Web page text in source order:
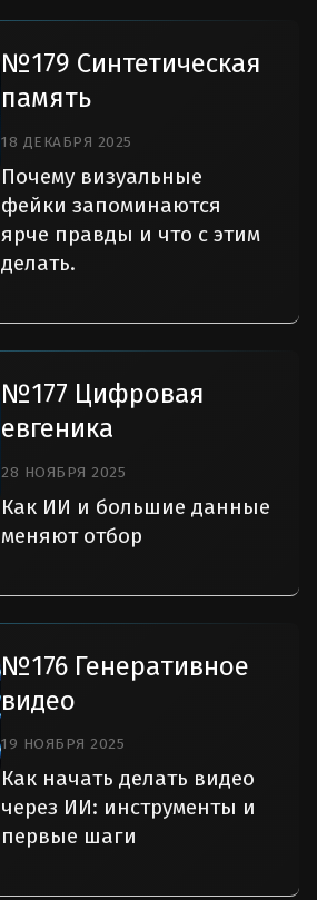
№179 Синтетическая
память
18 ДЕКАБРЯ 2025
Почему визуальные
фейки запоминаются
ярче правды и что с этим
делать.
№177 Цифровая
евгеника
28 НОЯБРЯ 2025
Как ИИ и большие данные
меняют отбор
№176 Генеративное
видео
19 НОЯБРЯ 2025
Как начать делать видео
через ИИ: инструменты и
первые шаги